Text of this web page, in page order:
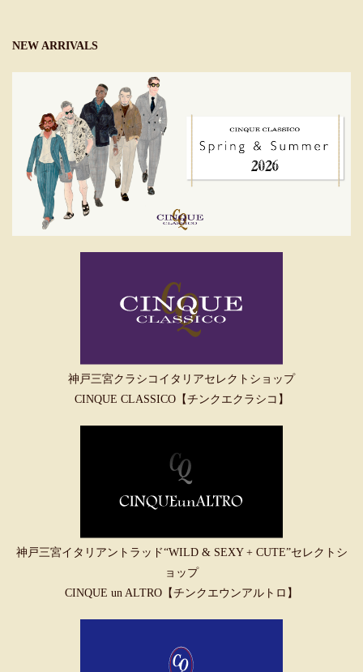
NEW ARRIVALS
神戸三宮クラシコイタリアセレクトショップ
CINQUE CLASSICO【チンクエクラシコ】
神戸三宮イタリアントラッド“WILD & SEXY + CUTE”セレクトシ
ョップ
CINQUE un ALTRO【チンクエウンアルトロ】